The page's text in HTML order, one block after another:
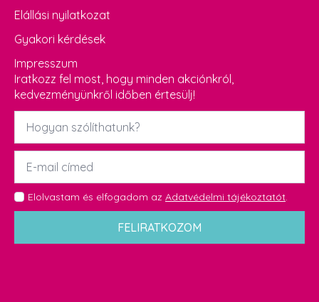
Elállási nyilatkozat
Gyakori kérdések
Impresszum
Iratkozz fel most, hogy minden akciónkról,
kedvezményünkről időben értesülj!
Név
Email
GDPR
*
Elolvastam és elfogadom az Adatvédelmi tájékoztatót.
FELIRATKOZOM